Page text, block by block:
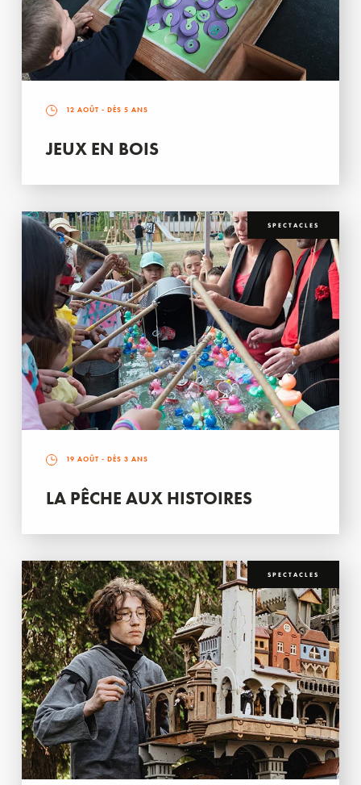
12 AOÛT - DÈS 5 ANS
JEUX EN BOIS
SPECTACLES
19 AOÛT - DÈS 3 ANS
LA PÊCHE AUX HISTOIRES
SPECTACLES